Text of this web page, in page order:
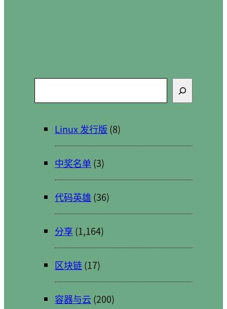
索
Linux 发行版 (8)
中奖名单 (3)
代码英雄 (36)
分享 (1,164)
区块链(17)
容器与云 (200)